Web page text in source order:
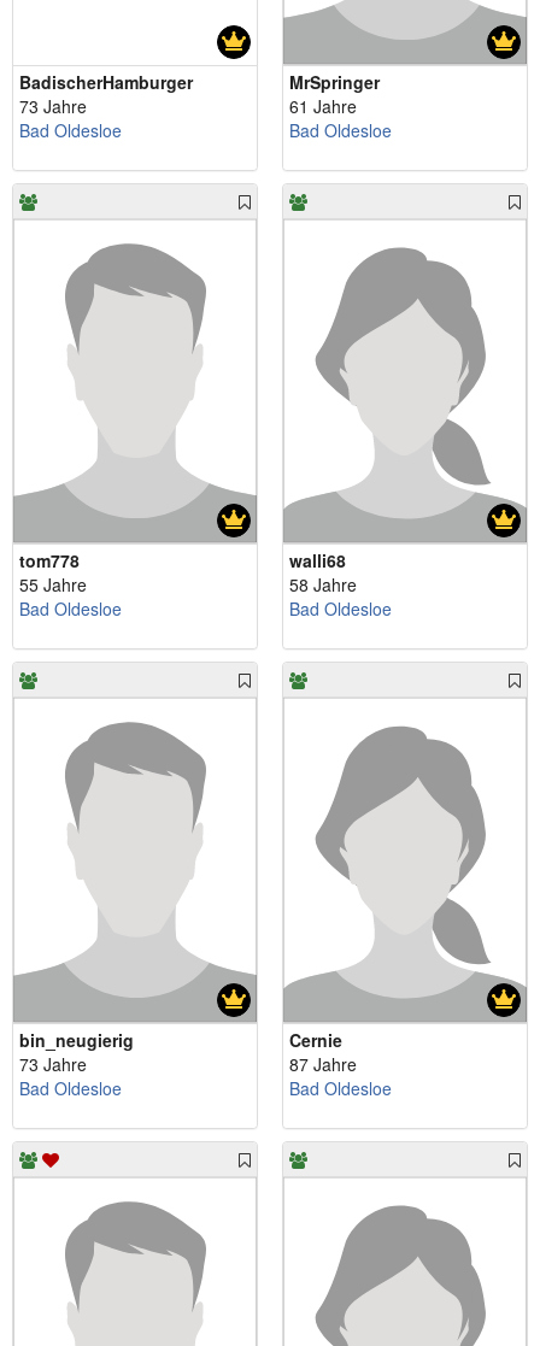
BadischerHamburger
73 Jahre
Bad Oldesloe
MrSpringer
61 Jahre
Bad Oldesloe
tom778
55 Jahre
Bad Oldesloe
walli68
58 Jahre
Bad Oldesloe
bin_neugierig
73 Jahre
Bad Oldesloe
Cernie
87 Jahre
Bad Oldesloe